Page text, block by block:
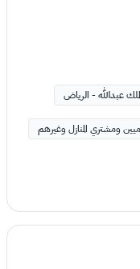
عبدالله - الرياض
ومشتري المنازل وغيرهم